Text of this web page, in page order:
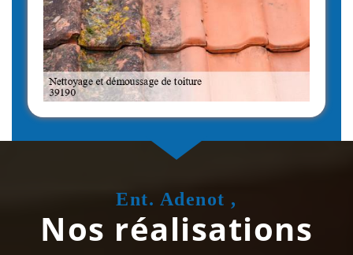
Ent. Adenot ,
Nos réalisations